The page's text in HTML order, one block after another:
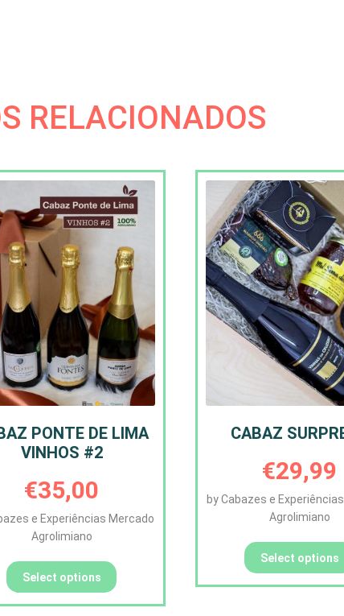
RELACIONADOS
PONTE DE LIMA
VINHOS #2
€35,00
e Experiências Mercado
Agrolimiano
Select options
CABAZ
€29,99
by Cabazes e
Agrolimiano
Select options